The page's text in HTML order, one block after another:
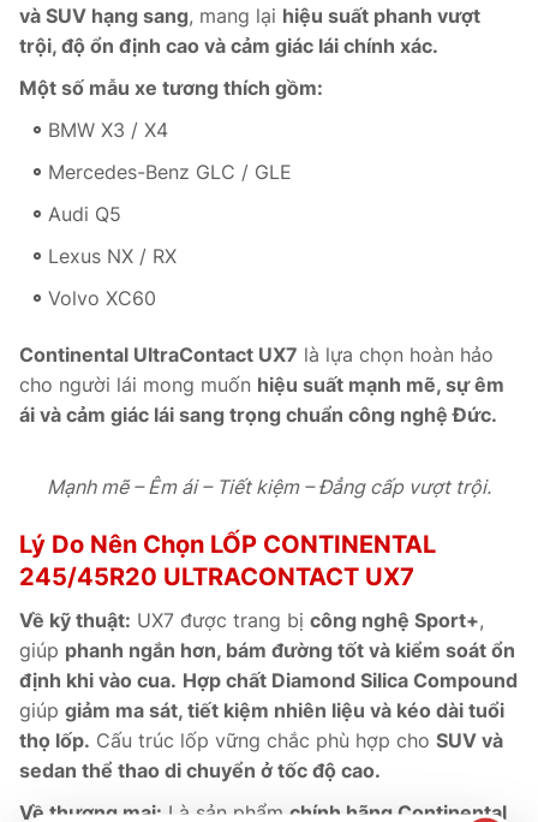
và SUV hạng sang, mang lại hiệu suất phanh vượt
trội, độ ổn định cao và cảm giác lái chính xác.
Một số mẫu xe tương thích gồm:
BMW X3 / X4
Mercedes-Benz GLC / GLE
Audi Q5
Lexus NX / RX
Volvo XC60
Continental UltraContact UX7 là lựa chọn hoàn hảo
cho người lái mong muốn hiệu suất mạnh mẽ, sự êm
ái và cảm giác lái sang trọng chuẩn công nghệ Đức.
Mạnh mẽ – Êm ái – Tiết kiệm – Đẳng cấp vượt trội.
Lý Do Nên Chọn LỐP CONTINENTAL
245/45R20 ULTRACONTACT UX7
Về kỹ thuật: UX7 được trang bị công nghệ Sport+,
giúp phanh ngắn hơn, bám đường tốt và kiểm soát ổn
định khi vào cua. Hợp chất Diamond Silica Compound
giúp giảm ma sát, tiết kiệm nhiên liệu và kéo dài tuổi
thọ lốp. Cấu trúc lốp vững chắc phù hợp cho SUV và
sedan thể thao di chuyển ở tốc độ cao.
Về thương mại: Là sản phẩm chính hãng Continental